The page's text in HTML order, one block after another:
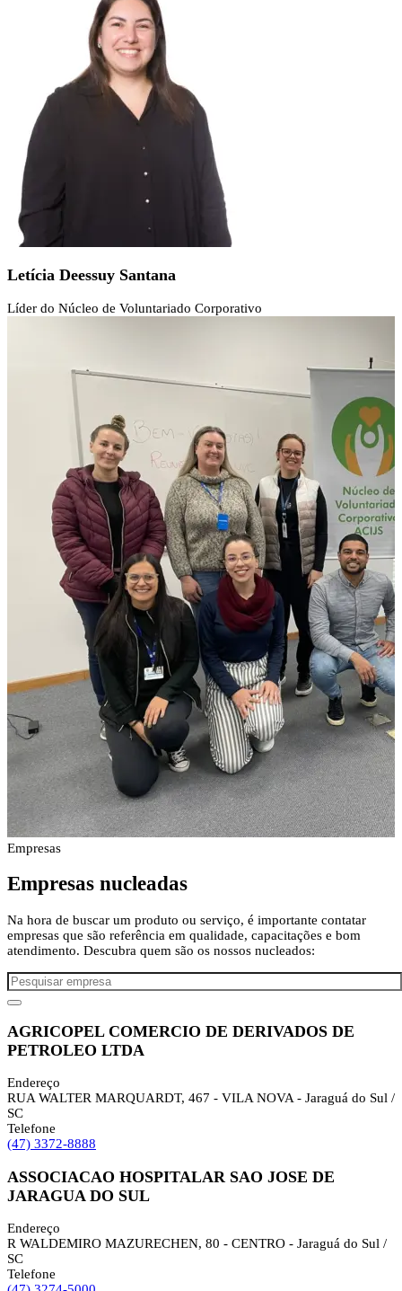
Letícia Deessuy Santana
Líder do Núcleo de Voluntariado Corporativo
Empresas
Empresas nucleadas
Na hora de buscar um produto ou serviço, é importante contatar
empresas que são referência em qualidade, capacitações e bom
atendimento. Descubra quem são os nossos nucleados:
AGRICOPEL COMERCIO DE DERIVADOS DE
PETROLEO LTDA
Endereço
RUA WALTER MARQUARDT, 467 - VILA NOVA - Jaraguá do Sul /
SC
Telefone
(47) 3372-8888
ASSOCIACAO HOSPITALAR SAO JOSE DE
JARAGUA DO SUL
Endereço
R WALDEMIRO MAZURECHEN, 80 - CENTRO - Jaraguá do Sul /
SC
Telefone